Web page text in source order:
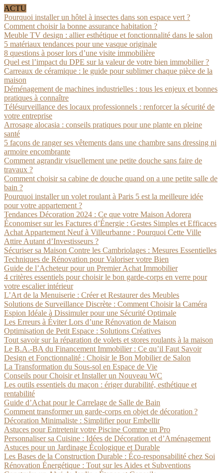
ACTU
Pourquoi installer un hôtel à insectes dans son espace vert ?
Comment choisir la bonne assurance habitation ?
Meuble TV design : allier esthétique et fonctionnalité dans le salon
5 matériaux tendances pour une vasque originale
8 questions à poser lors d’une visite immobilière
Quel est l’impact du DPE sur la valeur de votre bien immobilier ?
Carreaux de céramique : le guide pour sublimer chaque pièce de la
maison
Déménagement de machines industrielles : tous les enjeux et bonnes
pratiques à connaître
Télésurveillance des locaux professionnels : renforcer la sécurité de
votre entreprise
Arrosage alocasia : conseils pratiques pour une plante en pleine
santé
5 façons de ranger ses vêtements dans une chambre sans dressing ni
armoire encombrante
Comment agrandir visuellement une petite douche sans faire de
travaux ?
Comment choisir sa cabine de douche quand on a une petite salle de
bain ?
Pourquoi installer un volet roulant à Paris 5 est la meilleure idée
pour votre appartement ?
Tendances Décoration 2024 : Ce que votre Maison Adorera
Économiser sur les Factures d’Énergie : Gestes Simples et Efficaces
Achat Appartement Neuf à Villeurbanne : Pourquoi Cette Ville
Attire Autant d’Investisseurs ?
Sécuriser sa Maison Contre les Cambriolages : Mesures Essentielles
Techniques de Rénovation pour Valoriser votre Bien
Guide de l’Acheteur pour un Premier Achat Immobilier
4 critères essentiels pour choisir le bon garde-corps en verre pour
votre escalier intérieur
L’Art de la Menuiserie : Créer et Restaurer des Meubles
Solutions de Surveillance Discrète : Comment Choisir la Caméra
Espion Idéale à Dissimuler pour une Sécurité Optimale
Les Erreurs à Éviter Lors d’une Rénovation de Maison
Optimisation de Petit Espace : Solutions Créatives
Tout savoir sur la réparation de volets et stores roulants à la maison
Le B.A.-BA du Financement Immobilier : Ce qu’il Faut Savoir
Design et Fonctionnalité : Choisir le Bon Mobilier de Salon
La Transformation du Sous-sol en Espace de Vie
Conseils pour Choisir et Installer un Nouveau WC
Les outils essentiels du maçon : ériger durabilité, esthétique et
rentabilité
Guide d’Achat pour le Carrelage de Salle de Bain
Comment transformer un garde-corps en objet de décoration ?
Décoration Minimaliste : Simplifier pour Embellir
Astuces pour Entretenir votre Piscine Comme un Pro
Personnaliser sa Cuisine : Idées de Décoration et d’Aménagement
Astuces pour un Jardinage Écologique et Durable
Les Bases de la Construction Durable : Éco-responsabilité chez Soi
Rénovation Énergétique : Tout sur les Aides et Subventions